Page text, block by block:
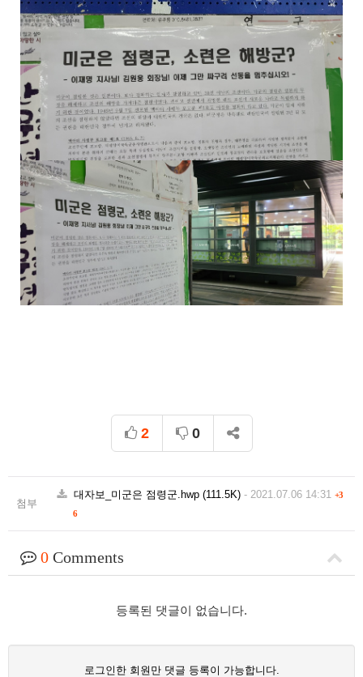
2 0
첨부
대자보_미군은 점령군.hwp (111.5K) - 2021.07.06 14:31
+3
6
0 Comments
등록된 댓글이 없습니다.
로그인한 회원만 댓글 등록이 가능합니다.